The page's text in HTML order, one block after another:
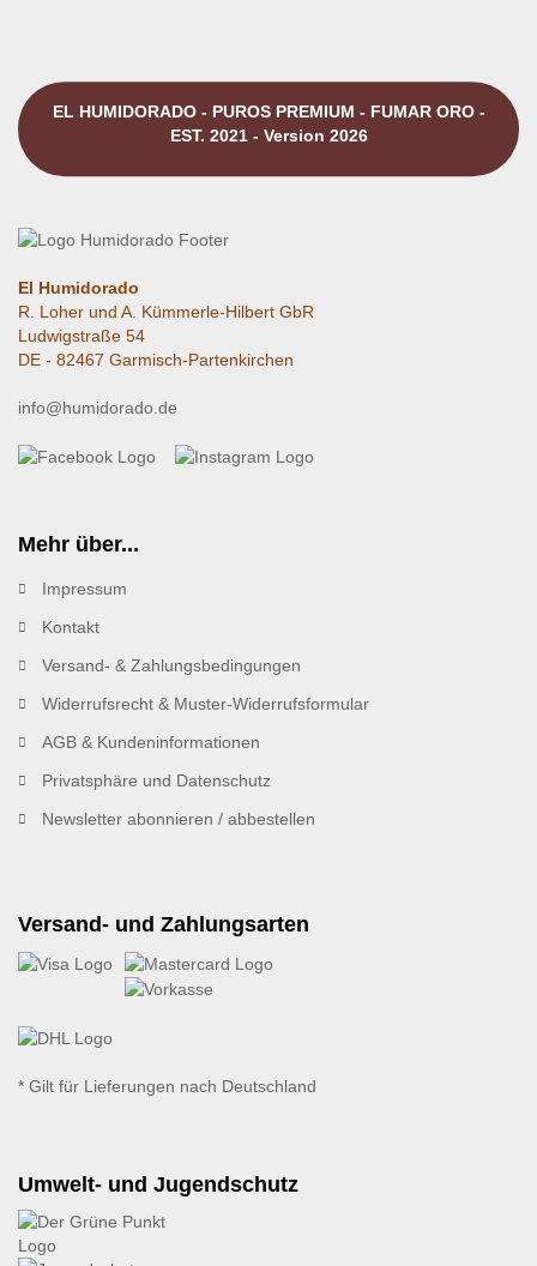
EL HUMIDORADO - PUROS PREMIUM - FUMAR ORO -
EST. 2021 - Version 2026
El Humidorado
R. Loher und A. Kümmerle-Hilbert GbR
Ludwigstraße 54
DE - 82467 Garmisch-Partenkirchen
info@humidorado.de
Mehr über...
Impressum
Kontakt
Versand- & Zahlungsbedingungen
Widerrufsrecht & Muster-Widerrufsformular
AGB & Kundeninformationen
Privatsphäre und Datenschutz
Newsletter abonnieren / abbestellen
Versand- und Zahlungsarten
* Gilt für Lieferungen nach Deutschland
Umwelt- und Jugendschutz